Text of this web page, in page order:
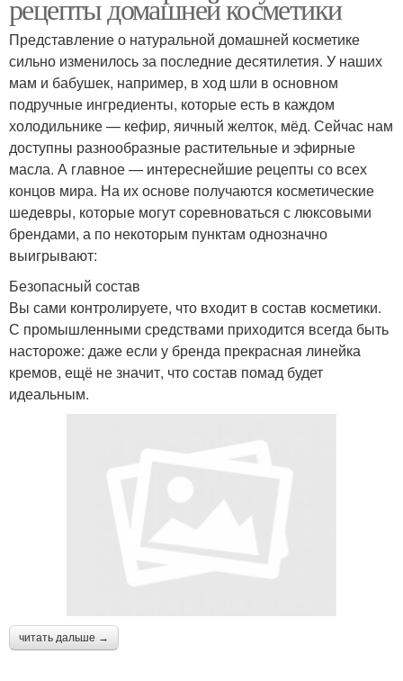
рецепты домашней косметики
Представление о натуральной домашней косметике
сильно изменилось за последние десятилетия. У наших
мам и бабушек, например, в ход шли в основном
подручные ингредиенты, которые есть в каждом
холодильнике — кефир, яичный желток, мёд. Сейчас нам
доступны разнообразные растительные и эфирные
масла. А главное — интереснейшие рецепты со всех
концов мира. На их основе получаются косметические
шедевры, которые могут соревноваться с люксовыми
брендами, а по некоторым пунктам однозначно
выигрывают:
Безопасный состав
Вы сами контролируете, что входит в состав косметики.
С промышленными средствами приходится всегда быть
настороже: даже если у бренда прекрасная линейка
кремов, ещё не значит, что состав помад будет
идеальным.
читать дальше →